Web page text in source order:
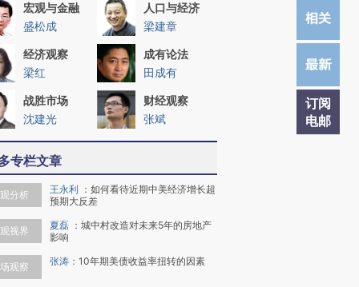
订阅
电邮
宏观与金融
盛松成
人口与经济
梁建章
经济观察
梁红
成有论法
田成有
战胜市场
沈建光
财经观察
张斌
专栏文章
分析 王永利 ： 如何看待近期中美经济增长超
预期大反差
视界 夏磊 ： 城中村改造对未来5年的房地产
影响
观察 张涛 ： 10年期美债收益率扭转的因素